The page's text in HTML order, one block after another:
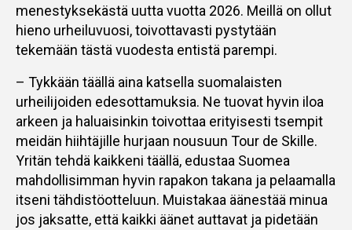
menestyksekästä uutta vuotta 2026. Meillä on ollut
hieno urheiluvuosi, toivottavasti pystytään
tekemään tästä vuodesta entistä parempi.
– Tykkään täällä aina katsella suomalaisten
urheilijoiden edesottamuksia. Ne tuovat hyvin iloa
arkeen ja haluaisinkin toivottaa erityisesti tsempit
meidän hiihtäjille hurjaan nousuun Tour de Skille.
Yritän tehdä kaikkeni täällä, edustaa Suomea
mahdollisimman hyvin rapakon takana ja pelaamalla
itseni tähdistöotteluun. Muistakaa äänestää minua
jos jaksatte, että kaikki äänet auttavat ja pidetään